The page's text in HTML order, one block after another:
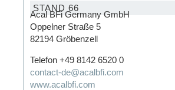
STAND 66
Acal BFi Germany GmbH
Oppelner Straße 5
82194 Gröbenzell
Telefon +49 8142 6520 0
contact-de@acalbfi.com
www.acalbfi.com